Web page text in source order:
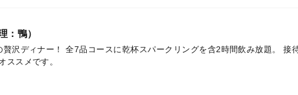
：鴨）
沢ディナー！ 全7品コースに乾杯スパークリングを含2時間飲み放題。 接
ススメです。